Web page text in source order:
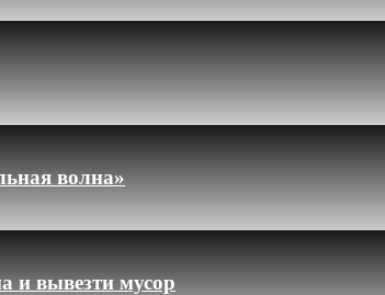
волна»
и вывезти мусор